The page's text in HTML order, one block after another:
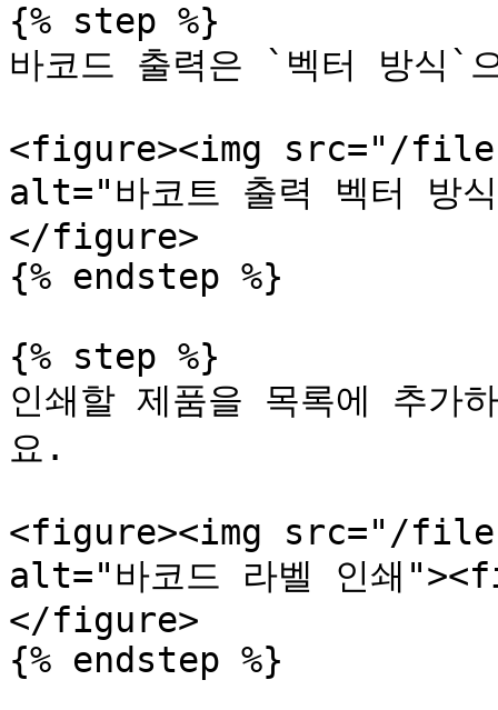
{% step %}
바코드 출력은 `벡터 방식`
<figure><img src="/files/
alt="바코트 출력 벡터
</figure>
{% endstep %}
{% step %}
인쇄할 제품을 목록에 추가
요.
<figure><img src="/files/
alt="바코드 라벨 인쇄
</figure>
{% endstep %}